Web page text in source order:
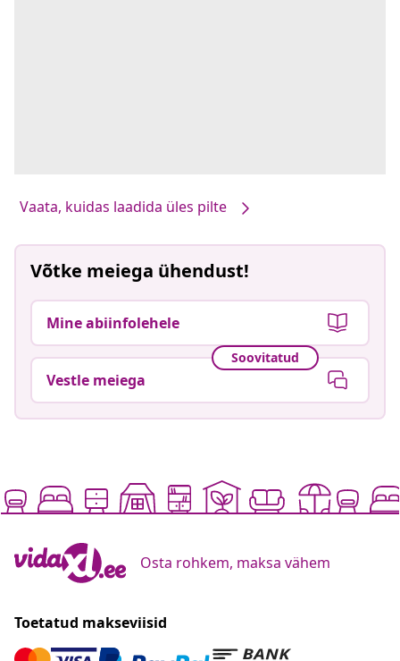
Vaata, kuidas laadida üles pilte
Võtke meiega ühendust!
Mine abiinfolehele
Soovitatud
Vestle meiega
Osta rohkem, maksa vähem
Toetatud makseviisid